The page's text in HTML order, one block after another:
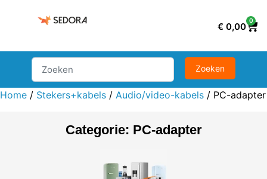
€ 0,00
0
Home / Stekers+kabels / Audio/video-kabels / PC-adapter
Categorie: PC-adapter